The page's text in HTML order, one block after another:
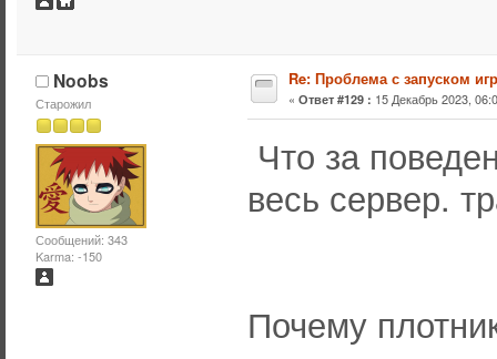
Noobs
Старожил
Сообщений: 343
Karma: -150
Re: Проблема с запуском
« Ответ #129 : 15 Декабрь 2023,
Что за
весь сервер.
Почему